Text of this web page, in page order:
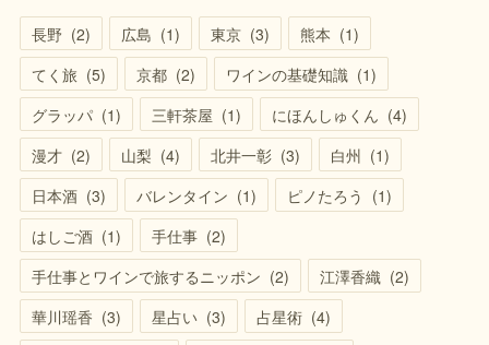
長野 (2) 広島 (1) 東京 (3) 熊本 (1)
てく旅 (5) 京都 (2) ワインの基礎知識 (1)
グラッパ (1) 三軒茶屋 (1) にほんしゅくん (4)
漫才 (2) 山梨 (4) 北井一彰 (3) 白州 (1)
日本酒 (3) バレンタイン (1) ピノたろう (1)
はしご酒 (1) 手仕事 (2)
手仕事とワインで旅するニッポン (2) 江澤香織 (2)
華川瑶香 (3) 星占い (3) 占星術 (4)